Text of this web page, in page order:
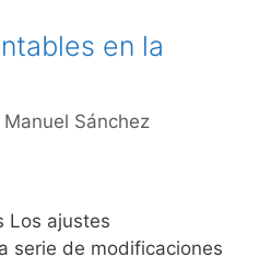
en la
Manuel Sánchez
Los ajustes
serie de modificaciones